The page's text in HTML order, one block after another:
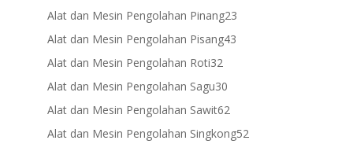
products
Alat dan Mesin Pengolahan Pinang2323
Alat dan Mesin Pengolahan Pisang4343
Alat dan Mesin Pengolahan Roti3232
products
Alat dan Mesin Pengolahan Sagu3030
products
Alat dan Mesin Pengolahan Sawit6262
products
Alat dan Mesin Pengolahan Singkong5252